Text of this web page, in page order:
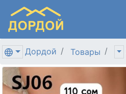
Дордой Товары